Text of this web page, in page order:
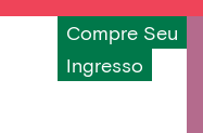
Compre Seu
Ingresso